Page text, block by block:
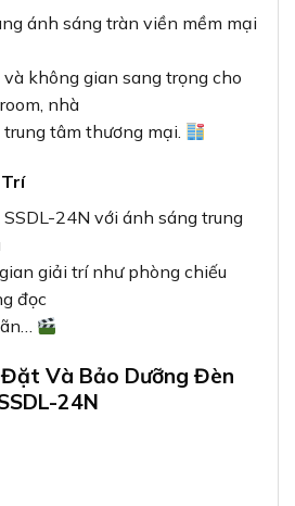
ánh sáng tràn viền mềm mại
không gian sang trọng cho
nhà
tâm thương mại.
24N với ánh sáng trung
giải trí như phòng chiếu
đọc
Và Bảo Dưỡng Đèn
24N